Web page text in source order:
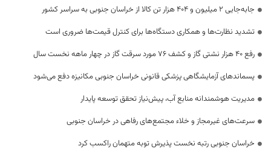
جابه‌جایی 2 میلیون و 404 هزار تن کالا از خراسان جنوبی به سراسر کشور
تشدید نظارت‌ها و همکاری دستگاه‌ها برای کنترل قیمت‌ها ضروری است
رفع 40 هزار نشتی گاز و کشف 76 مورد سرقت گاز در چهار ماهه نخست سال
پسماندهای آزمایشگاهی پزشکی قانونی خراسان جنوبی مکانیزه دفع می‌شود
مدیریت هوشمندانه منابع آب، پیش‌نیاز تحقق توسعه پایدار
سرعت‌های غیرمجاز و خلاء مجتمع‌های رفاهی در خراسان جنوبی
خراسان جنوبی رتبه نخست پذیرش توبه متهمان راکسب کرد